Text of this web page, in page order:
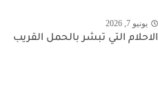
يونيو 7, 2026
الاحلام التي تبشر بالحمل القريب